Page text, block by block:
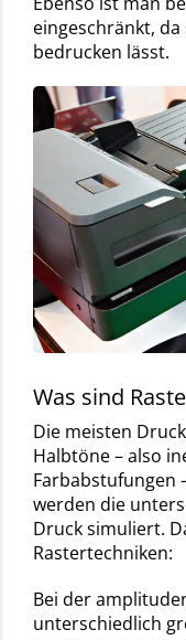
eingeschränkt,
bedrucken lässt.
Was sind
Die meisten
Halbtöne – also
Farbabstufungen
werden die
Druck simuliert.
Rastertechniken:
Bei der
unterschiedlich